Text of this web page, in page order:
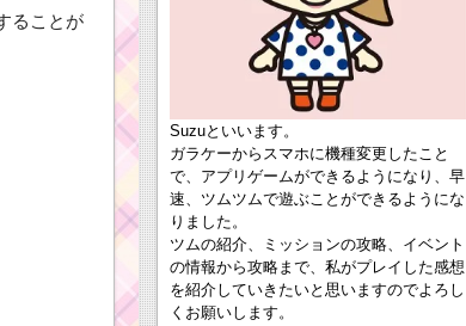
ることが
Suzuといいます。
ガラケーからスマホに機種変更したこと
で、アプリゲームができるようになり、早
速、ツムツムで遊ぶことができるようにな
りました。
ツムの紹介、ミッションの攻略、イベント
の情報から攻略まで、私がプレイした感想
を紹介していきたいと思いますのでよろし
くお願いします。